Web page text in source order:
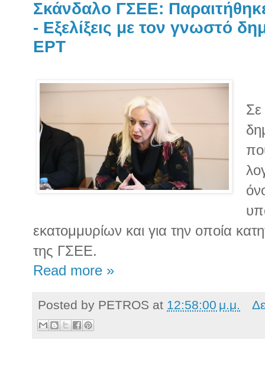
Σκάνδαλο ΓΣΕΕ:
- Εξελίξεις με τον γνωστό
ΕΡΤ
Σε
εκατομμυρίων και για την οποία
της ΓΣΕΕ.
Read more »
Posted by PETROS at 12:58:00 μ.μ.